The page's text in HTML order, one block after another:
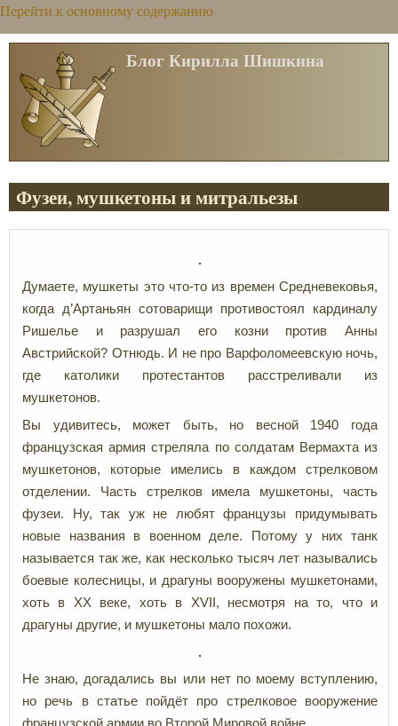
Перейти к основному содержанию
Блог Кирилла Шишкина
Фузеи, мушкетоны и митральезы
Думаете, мушкеты это что-то из времен Средневековья,
когда д’Артаньян сотоварищи противостоял кардиналу
Ришелье и разрушал его козни против Анны
Австрийской? Отнюдь. И не про Варфоломеевскую ночь,
где католики протестантов расстреливали из
мушкетонов.
Вы удивитесь, может быть, но весной 1940 года
французская армия стреляла по солдатам Вермахта из
мушкетонов, которые имелись в каждом стрелковом
отделении. Часть стрелков имела мушкетоны, часть
фузеи. Ну, так уж не любят французы придумывать
новые названия в военном деле. Потому у них танк
называется так же, как несколько тысяч лет назывались
боевые колесницы, и драгуны вооружены мушкетонами,
хоть в ХХ веке, хоть в XVII, несмотря на то, что и
драгуны другие, и мушкетоны мало похожи.
Не знаю, догадались вы или нет по моему вступлению,
но речь в статье пойдёт про стрелковое вооружение